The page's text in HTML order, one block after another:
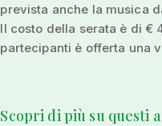
prevista anche la musica
Il costo della serata è di €
partecipanti è offerta una
Scopri di più su questi